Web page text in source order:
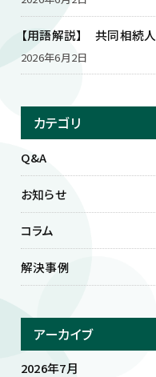
【用語解説】 共同相続人
2026年6月2日
カテゴリ
Q&A
お知らせ
コラム
解決事例
アーカイブ
2026年7月